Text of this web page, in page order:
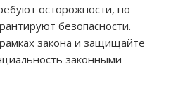
осторожности, но
безопасности.
закона и защищайте
законными